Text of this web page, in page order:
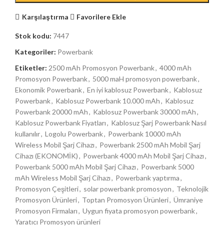
Karşılaştırma Favorilere Ekle
Stok kodu: 7447
Kategoriler: Powerbank
Etiketler: 2500 mAh Promosyon Powerbank, 4000 mAh
Promosyon Powerbank, 5000 maH promosyon powerbank,
Ekonomik Powerbank, En iyi kablosuz Powerbank, Kablosuz
Powerbank, Kablosuz Powerbank 10.000 mAh, Kablosuz
Powerbank 20000 mAh, Kablosuz Powerbank 30000 mAh,
Kablosuz Powerbank Fiyatları, Kablosuz Şarj Powerbank Nasıl
kullanılır, Logolu Powerbank, Powerbank 10000 mAh
Wireless Mobil Şarj Cihazı, Powerbank 2500 mAh Mobil Şarj
Cihazı (EKONOMİK), Powerbank 4000 mAh Mobil Şarj Cihazı,
Powerbank 5000 mAh Mobil Şarj Cihazı, Powerbank 5000
mAh Wireless Mobil Şarj Cihazı, Powerbank yaptırma,
Promosyon Çeşitleri, solar powerbank promosyon, Teknolojik
Promosyon Ürünleri, Toptan Promosyon Ürünleri, Ümraniye
Promosyon Firmaları, Uygun fiyata promosyon powerbank,
Yaratıcı Promosyon ürünleri